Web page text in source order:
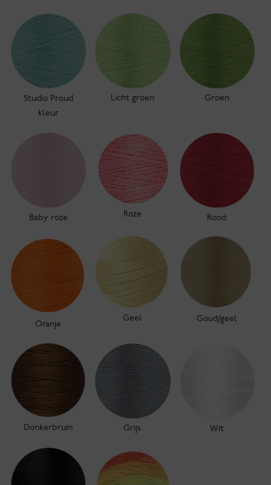
Studio Proud
kleur
Licht groen Groen
Baby roze Roze Rood
Oranje
Geel Goud/geel
Donkerbruin Grijs Wit